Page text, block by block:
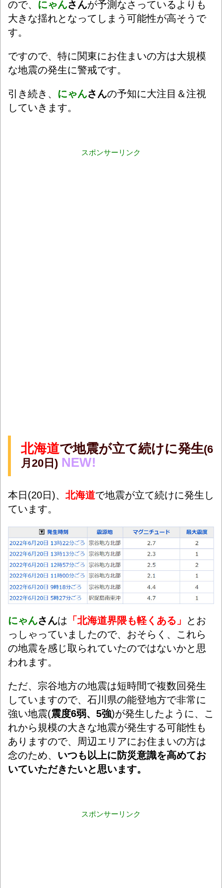
ので、 にゃんさんが予測なさっているよりも
大きな揺れとなってしまう可能性が高そうで
す。
ですので、特に関東にお住まいの方は大規模
な地震の発生に警戒です。
引き続き、 にゃんさんの予知に大注目＆注視
していきます。
スポンサーリンク
北海道で地震が立て続けに発生(6
月20日) NEW!
本日(20日)、 北海道で地震が立て続けに発生し
ています。
にゃんさんは 「北海道界隈も軽くある」
とお
っしゃっていましたので、おそらく、これら
の地震を感じ取られていたのではないかと思
われます。
ただ、宗谷地方の地震は短時間で複数回発生
していますので、石川県の能登地方で非常に
強い地震(震度6弱、5強)が発生したように、こ
れから規模の大きな地震が発生する可能性も
ありますので、周辺エリアにお住まいの方は
念のため、 いつも以上に防災意識を高めてお
いていただきたいと思います。
スポンサーリンク